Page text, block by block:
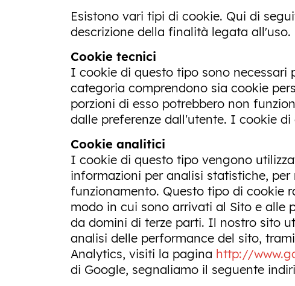
Esistono vari tipi di cookie. Qui di
descrizione della finalità legata all'uso.
Cookie tecnici
I cookie di questo tipo sono
categoria comprendono sia cookie
porzioni di esso potrebbero non
dalle preferenze dall'utente. I cookie
Cookie analitici
I cookie di questo tipo vengono
informazioni per analisi statistiche,
funzionamento. Questo tipo di cookie
modo in cui sono arrivati al Sito e alle
da domini di terze parti. Il nostro sito
analisi delle performance del sito,
Analytics, visiti la pagina http://
di Google, segnaliamo il seguente